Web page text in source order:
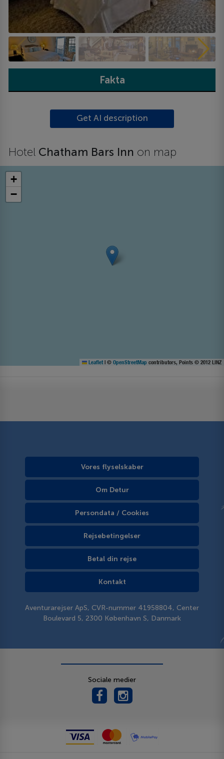
Fakta
Get AI description
Hotel Chatham Bars Inn on map
+
−
Leaflet | © OpenStreetMap contributors, Points © 2012 LINZ
Vores flyselskaber
Om Detur
Persondata / Cookies
Rejsebetingelser
Betal din rejse
Kontakt
Aventurarejser ApS, CVR-nummer 41958804, Center
Boulevard 5, 2300 København S, Danmark
Sociale medier